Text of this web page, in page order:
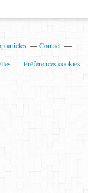
articles
Contact
Préférences cookies